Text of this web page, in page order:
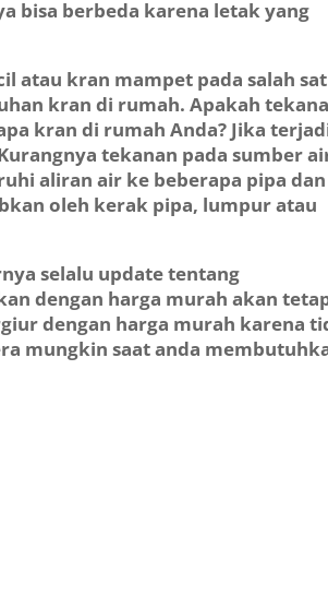
bisa berbeda karena letak yang
atau kran mampet pada salah
kran di rumah. Apakah
kran di rumah Anda? Jika
tekanan pada sumber
aliran air ke beberapa pipa dan
oleh kerak pipa, lumpur atau
selalu update tentang
dengan harga murah akan
dengan harga murah karena
mungkin saat anda